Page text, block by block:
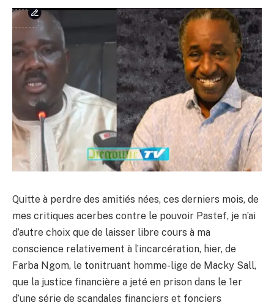
Quitte à perdre des amitiés nées, ces derniers mois, de
mes critiques acerbes contre le pouvoir Pastef, je n’ai
d’autre choix que de laisser libre cours à ma
conscience relativement à l’incarcération, hier, de
Farba Ngom, le tonitruant homme-lige de Macky Sall,
que la justice financière a jeté en prison dans le 1er
d’une série de scandales financiers et fonciers